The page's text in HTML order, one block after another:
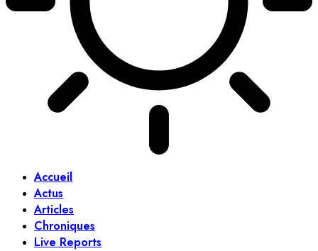
Accueil
Actus
Articles
Chroniques
Live Reports